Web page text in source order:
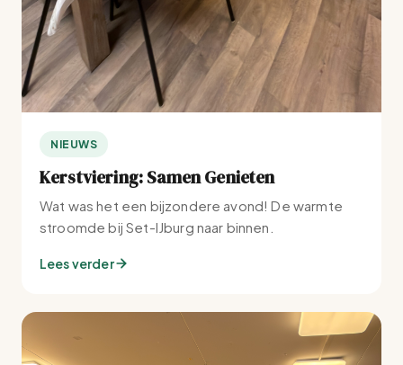
NIEUWS
Kerstviering: Samen Genieten
Wat was het een bijzondere avond! De warmte
stroomde bij Set-IJburg naar binnen.
Lees verder